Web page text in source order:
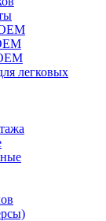
ОЕМ
ОЕМ
легковых